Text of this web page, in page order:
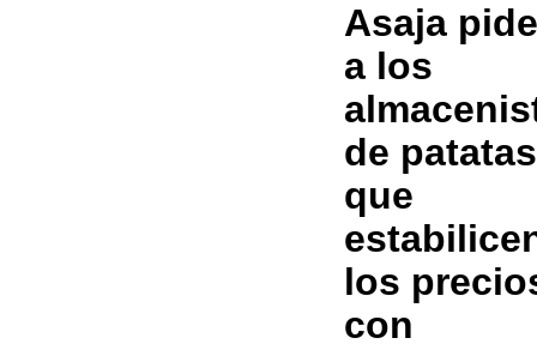
Asaja pide
a los
de patatas
que
los
con